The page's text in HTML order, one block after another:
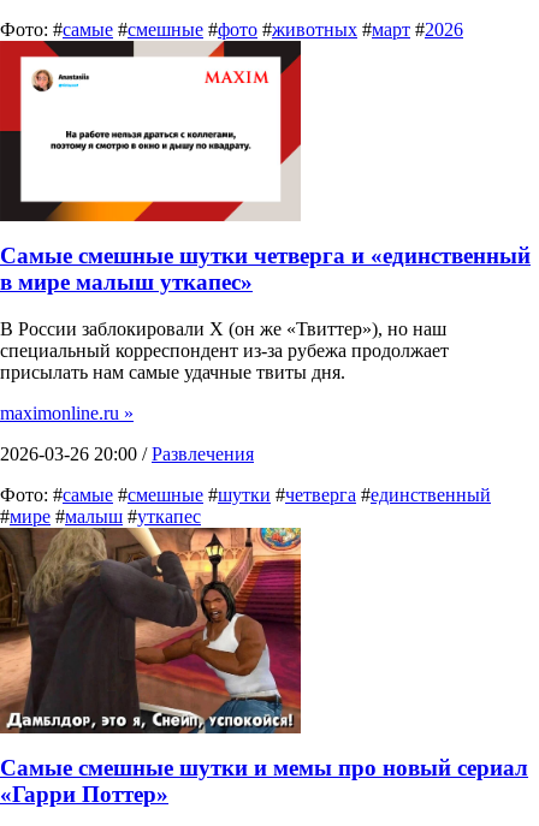
Фото: #самые #смешные #фото #животных #март #2026
Самые смешные шутки четверга и «единственный
в мире малыш уткапес»
В России заблокировали X (он же «Твиттер»), но наш
специальный корреспондент из-за рубежа продолжает
присылать нам самые удачные твиты дня.
maximonline.ru »
2026-03-26 20:00 /Развлечения
Фото: #самые #смешные #шутки #четверга #единственный
#мире #малыш #уткапес
Самые смешные шутки и мемы про новый сериал
«Гарри Поттер»